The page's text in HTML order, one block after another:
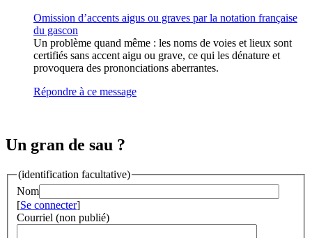
Omission d’accents aigus ou graves par la notation française
du gascon
Un problème quand même : les noms de voies et lieux sont
certifiés sans accent aigu ou grave, ce qui les dénature et
provoquera des prononciations aberrantes.
Répondre à ce message
Un gran de sau ?
(identification facultative)
Nom
[Se connecter]
Courriel (non publié)